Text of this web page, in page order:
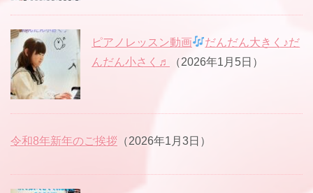
ピアノレッスン動画
だんだん大きく♪だ
んだん小さく♬
（2026年1月5日）
令和8年新年のご挨拶 （2026年1月3日）